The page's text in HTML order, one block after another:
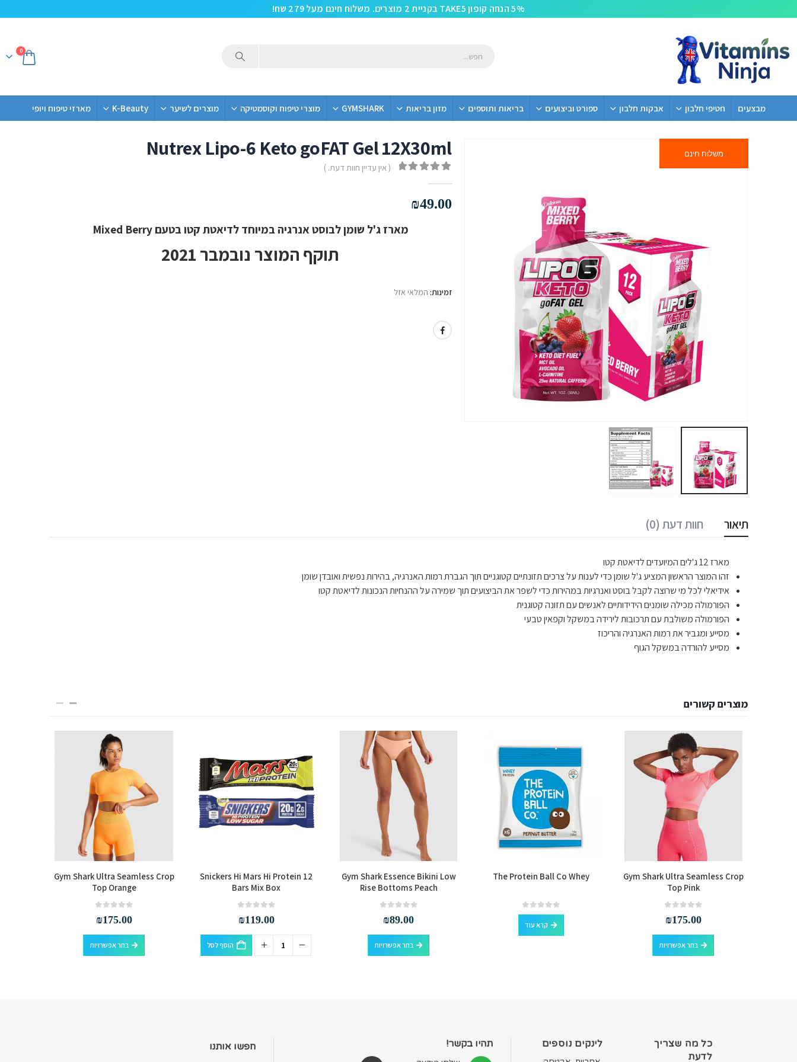
5% הנחה קופון TAKE5 בקניית 2 מוצרים. משלוח חינם מעל 279 שח!
0
מבצעים חטיפי חלבון אבקות חלבון ספורט וביצועים בריאות ותוספים מזון בריאות GYMSHARK מוצרי טיפוח וקוסמטיקה מוצרים לשיער K-Beauty מארזי טיפוח ויופי
משלוח חינם משלוח חינם משלוח חינםNutrex Lipo-6 Keto goFAT Gel 12X30ml
( אין עדיין חוות דעת. )
₪49.00
מארז ג'ל שומן לבוסט אנרגיה במיוחד לדיאטת קטו בטעם Mixed Berry
תוקף המוצר נובמבר 2021
זמינות: המלאי אזל
תיאור חוות דעת (0)
מארז 12 ג'לים המיועדים לדיאטת קטו
זהו המוצר הראשון המציע ג'ל שומן כדי לענות על צרכים תזונתיים קטוגניים תוך הגברת רמות האנרגיה, בהירות נפשית ואובדן שומן
אידיאלי לכל מי שרוצה לקבל בוסט ואנרגיות במהירות כדי לשפר את הביצועים תוך שמירה על ההנחיות הנכונות לדיאטת קטו
הפורמולה מכילה שומנים הידידותיים לאנשים עם תזונה קטוגנית
הפורמולה משולבת עם תרכובות לירידה במשקל וקפאין טבעי
מסייע ומגביר את רמות האנרגיה והריכוז
מסייע להורדה במשקל הגוף
מוצרים קשורים
Gym Shark Ultra Seamless Crop
Top Pink
₪175.00
בחר אפשרויות
למוצר זה יש מספר סוגים. ניתן לבחור את האפשרויות בעמוד המוצר
The Protein Ball Co Whey
0
out of 5
קרא עוד
Gym Shark Essence Bikini Low
Rise Bottoms Peach
₪89.00
בחר אפשרויות
למוצר זה יש מספר סוגים. ניתן לבחור את האפשרויות בעמוד המוצר
Snickers Hi Mars Hi Protein 12
Bars Mix Box
₪119.00
הוסף לסל
Gym Shark Ultra Seamless Crop
Top Orange
₪175.00
בחר אפשרויות
למוצר זה יש מספר סוגים. ניתן לבחור את האפשרויות בעמוד המוצר
כל מה שצריך
לדעת
לינקים נוספים תהיו בקשר! חפשו אותנו